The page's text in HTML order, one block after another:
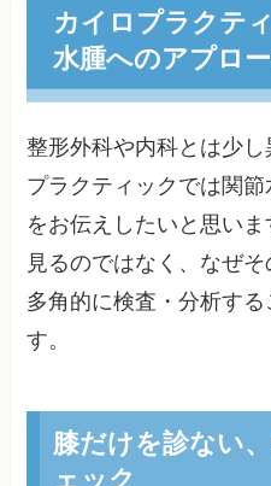
カイロプラクテ
水腫へのアプロ
整形外科や内科とは少
プラクティックでは関
をお伝えしたいと思い
見るのではなく、なぜ
多角的に検査・分析す
す。
膝だけを診ない
ェック